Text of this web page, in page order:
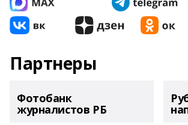
Партнеры
Фотобанк
журналистов РБ